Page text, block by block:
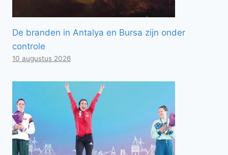
De branden in Antalya en Bursa zijn onder
controle
10 augustus 2026